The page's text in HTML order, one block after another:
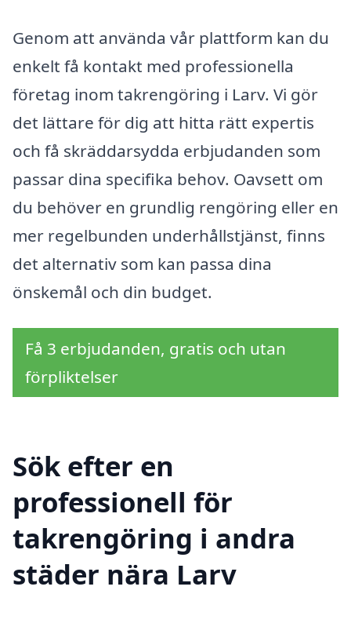
Genom att använda vår plattform kan du
enkelt få kontakt med professionella
företag inom takrengöring i Larv. Vi gör
det lättare för dig att hitta rätt expertis
och få skräddarsydda erbjudanden som
passar dina specifika behov. Oavsett om
du behöver en grundlig rengöring eller en
mer regelbunden underhållstjänst, finns
det alternativ som kan passa dina
önskemål och din budget.
Få 3 erbjudanden, gratis och utan
förpliktelser
Sök efter en
professionell för
takrengöring i andra
städer nära Larv